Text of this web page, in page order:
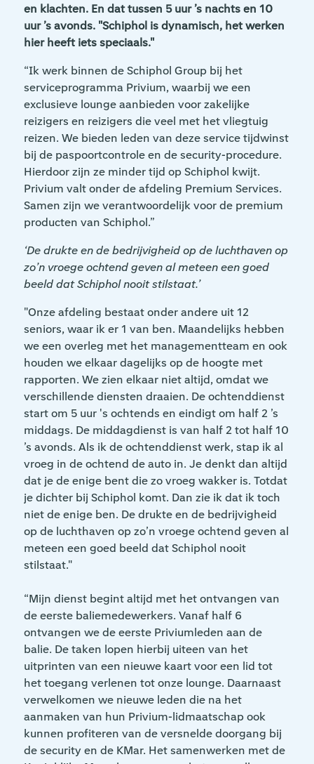
en klachten. En dat tussen 5 uur ’s nachts en 10
uur ’s avonds. "Schiphol is dynamisch, het werken
hier heeft iets speciaals."
“Ik werk binnen de Schiphol Group bij het
serviceprogramma Privium, waarbij we een
exclusieve lounge aanbieden voor zakelijke
reizigers en reizigers die veel met het vliegtuig
reizen. We bieden leden van deze service tijdwinst
bij de paspoortcontrole en de security-procedure.
Hierdoor zijn ze minder tijd op Schiphol kwijt.
Privium valt onder de afdeling Premium Services.
Samen zijn we verantwoordelijk voor de premium
producten van Schiphol.”
‘De drukte en de bedrijvigheid op de luchthaven op
zo’n vroege ochtend geven al meteen een goed
beeld dat Schiphol nooit stilstaat.’
"Onze afdeling bestaat onder andere uit 12
seniors, waar ik er 1 van ben. Maandelijks hebben
we een overleg met het managementteam en ook
houden we elkaar dagelijks op de hoogte met
rapporten. We zien elkaar niet altijd, omdat we
verschillende diensten draaien. De ochtenddienst
start om 5 uur 's ochtends en eindigt om half 2 ’s
middags. De middagdienst is van half 2 tot half 10
’s avonds. Als ik de ochtenddienst werk, stap ik al
vroeg in de ochtend de auto in. Je denkt dan altijd
dat je de enige bent die zo vroeg wakker is. Totdat
je dichter bij Schiphol komt. Dan zie ik dat ik toch
niet de enige ben. De drukte en de bedrijvigheid
op de luchthaven op zo’n vroege ochtend geven al
meteen een goed beeld dat Schiphol nooit
stilstaat."
“Mijn dienst begint altijd met het ontvangen van
de eerste baliemedewerkers. Vanaf half 6
ontvangen we de eerste Priviumleden aan de
balie. De taken lopen hierbij uiteen van het
uitprinten van een nieuwe kaart voor een lid tot
het toegang verlenen tot onze lounge. Daarnaast
verwelkomen we nieuwe leden die na het
aanmaken van hun Privium-lidmaatschap ook
kunnen profiteren van de versnelde doorgang bij
de security en de KMar. Het samenwerken met de